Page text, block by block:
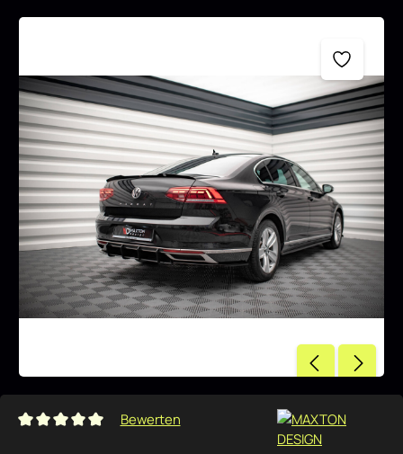
Bildergalerie überspringen
Durchschnittliche Bewertung von 0 von 5 Sternen
Bewerten